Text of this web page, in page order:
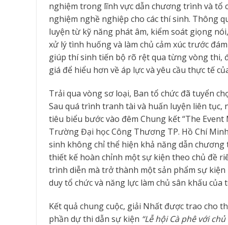
nghiệm trong lĩnh vực dẫn chương trình và tổ
nghiệm nghề nghiệp cho các thí sinh. Thông
luyện từ kỹ năng phát âm, kiểm soát giọng
xử lý tình huống và làm chủ cảm xúc trước
giúp thí sinh tiến bộ rõ rệt qua từng vòng thi,
giá để hiểu hơn về áp lực và yêu cầu thực tế
Trải qua vòng sơ loại, Ban tổ chức đã tuyển
Sau quá trình tranh tài và huấn luyện liên tục,
tiêu biểu bước vào đêm Chung kết “The
Trường Đại học Công Thương TP. Hồ Chí
sinh không chỉ thể hiện khả năng dẫn
thiết kế hoàn chỉnh một sự kiện theo chủ đề
trình diễn mà trở thành một sản phẩm sự
duy tổ chức và năng lực làm chủ sân khấu của
Kết quả chung cuộc, giải Nhất được trao cho
phần dự thi dẫn sự kiện “Lễ hội Cà phê với